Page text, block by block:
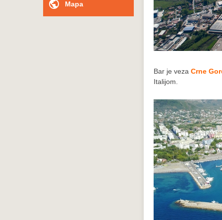
public Mapa
Bar je vezaCrne Gor
Italijom.